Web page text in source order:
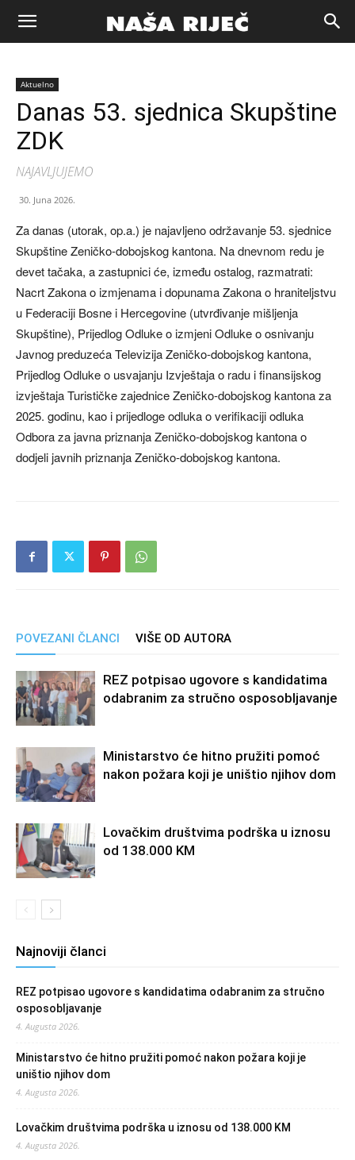
Naša
riječ
Aktuelno
Danas 53. sjednica Skupštine
ZDK
NAJAVLJUJEMO
30. Juna 2026.
Za danas (utorak, op.a.) je najavljeno održavanje 53. sjednice
Skupštine Zeničko-dobojskog kantona. Na dnevnom redu je
devet tačaka, a zastupnici će, između ostalog, razmatrati:
Nacrt Zakona o izmjenama i dopunama Zakona o hraniteljstvu
u Federaciji Bosne i Hercegovine (utvrđivanje mišljenja
Skupštine), Prijedlog Odluke o izmjeni Odluke o osnivanju
Javnog preduzeća Televizija Zeničko-dobojskog kantona,
Prijedlog Odluke o usvajanju Izvještaja o radu i finansijskog
izvještaja Turističke zajednice Zeničko-dobojskog kantona za
2025. godinu, kao i prijedloge odluka o verifikaciji odluka
Odbora za javna priznanja Zeničko-dobojskog kantona o
dodjeli javnih priznanja Zeničko-dobojskog kantona.
POVEZANI ČLANCI VIŠE OD AUTORA
REZ potpisao ugovore s kandidatima
odabranim za stručno osposobljavanje
Ministarstvo će hitno pružiti pomoć
nakon požara koji je uništio njihov dom
Lovačkim društvima podrška u iznosu
od 138.000 KM
Najnoviji članci
REZ potpisao ugovore s kandidatima odabranim za stručno
osposobljavanje
4. Augusta 2026.
Ministarstvo će hitno pružiti pomoć nakon požara koji je
uništio njihov dom
4. Augusta 2026.
Lovačkim društvima podrška u iznosu od 138.000 KM
4. Augusta 2026.